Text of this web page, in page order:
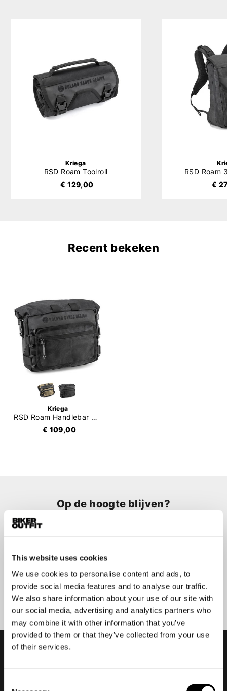
This website uses cookies
We use cookies to personalise content and ads, to
provide social media features and to analyse our traffic.
We also share information about your use of our site with
our social media, advertising and analytics partners who
may combine it with other information that you’ve
provided to them or that they’ve collected from your use
of their services.
Kriega
RSD Roam Toolroll
€ 129,00
RSD Roam
€
Recent bekeken
Kriega
RSD Roam Handlebar Bag
€ 109,00
Op de hoogte blijven?
Geen zorgen, wij zullen je niet spammen
Aanmelden